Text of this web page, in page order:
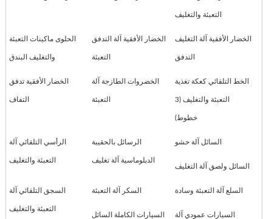
التعبئة والتغليف
الحلوى ماكينات التعبئة
والتغليف البندق
الخضار الأفقية آلة التدفق
التعبئة
الخضار الأفقية آلة التغليف
التدفق
الخضار الأفقية تدفق
التفاف
الخضروات الطازجة آلة
التعبئة
الخط التلقائي كعكة تغذية
التعبئة والتغليف (3
خطوط)
الرأسي التلقائي آلة
التعبئة والتغليف
الرسائل بالحقيبة
الدبلوماسية آلة تغليف
السائل آلة حشو
السائل ولصق آلة التغليف
السجق التلقائي آلة
التعبئة والتغليف
السكر آلة التعبئة السلع آلة التعبئة وسادة
السيارات الكاملة السائل السيارات عمودي آلة